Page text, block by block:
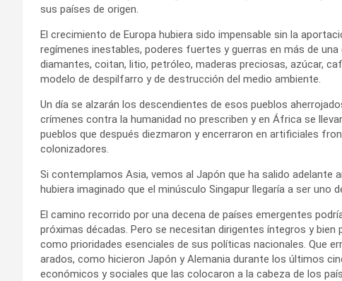
sus países de origen.
El crecimiento de Europa hubiera sido impensable sin la
regímenes inestables, poderes fuertes y guerras en más de
diamantes, coitan, litio, petróleo, maderas preciosas, azúcar,
modelo de despilfarro y de destrucción del medio ambiente.
Un día se alzarán los descendientes de esos pueblos
crímenes contra la humanidad no prescriben y en África se
pueblos que después diezmaron y encerraron en artificiales
colonizadores.
Si contemplamos Asia, vemos al Japón que ha salido adelante
hubiera imaginado que el minúsculo Singapur llegaría a ser uno
El camino recorrido por una decena de países emergentes
próximas décadas. Pero se necesitan dirigentes íntegros y bien
como prioridades esenciales de sus políticas nacionales. Que
arados, como hicieron Japón y Alemania durante los últimos
económicos y sociales que las colocaron a la cabeza de los